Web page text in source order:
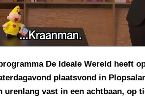
De Ideale Wereld heeft
plaatsvond in
urenlang vast in een achtbaan, op